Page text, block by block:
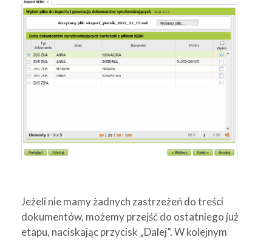
Jeżeli nie mamy żadnych zastrzeżeń do treści
dokumentów, możemy przejść do ostatniego już
etapu, naciskając przycisk „Dalej”. W kolejnym